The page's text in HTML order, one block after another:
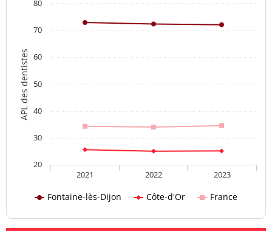
APL des dentistes
Fontaine-lès-Dijon Côte-d'Or France
2021 2022 2023
20
30
40
50
60
70
80